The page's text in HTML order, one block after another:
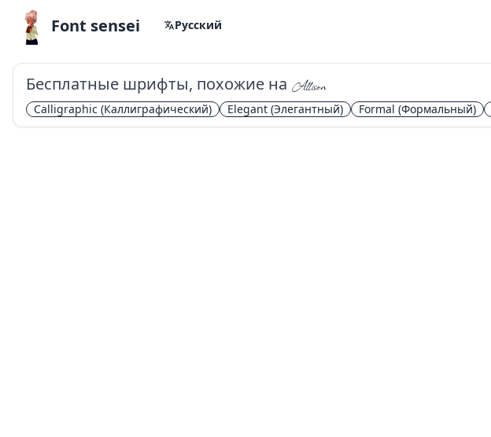
Font sensei Русский
Бесплатные шрифты, похожие на Allison
Calligraphic (Каллиграфический) Elegant (Элегантный) Formal (Формальный)